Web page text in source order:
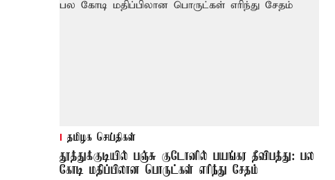
தமிழக செய்திகள்
தூத்துக்குடியில் பஞ்சு குடோனில் பயங்கர தீவிபத்து: பல
கோடி மதிப்பிலான பொருட்கள் எரிந்து சேதம்